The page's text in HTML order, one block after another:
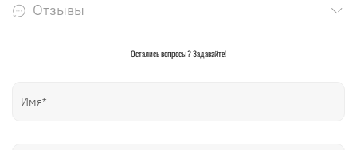
Отзывы
Остались вопросы? Задавайте!